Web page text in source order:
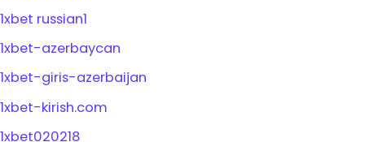
1xbet russian1
1xbet-azerbaycan
1xbet-giris-azerbaijan
1xbet-kirish.com
1xbet020218